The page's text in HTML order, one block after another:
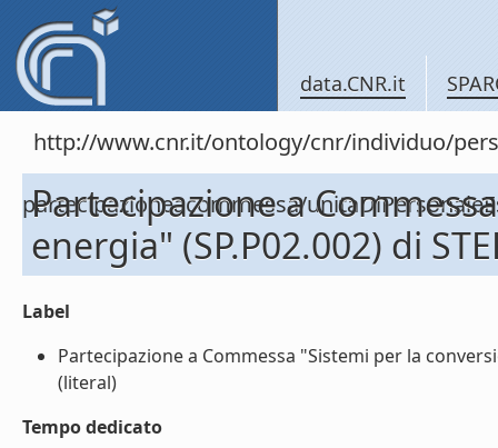
data.CNR.it
http://www.cnr.it/ontology/cnr/individuo/
partecipazioneacommessa/
Partecipazione a
energia" (SP.P02.002) di
Label
Partecipazione a Commessa "Sistemi per la
(literal)
Tempo dedicato